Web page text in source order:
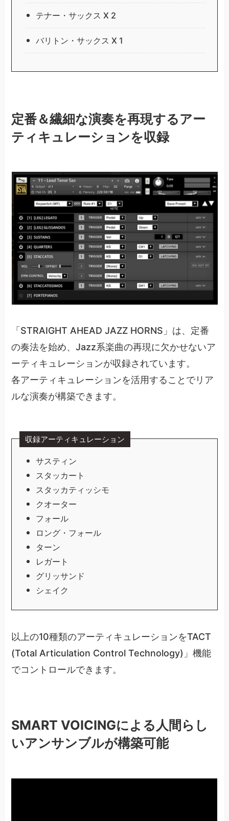
テナー・サックス X 2
バリトン・サックス X 1
定番＆繊細な演奏を再現するアー
ティキュレーションを収録
「STRAIGHT AHEAD JAZZ HORNS」は、定番
の奏法を始め、Jazz系楽曲の再現に欠かせないア
ーティキュレーションが収録されています。
各アーティキュレーションを活用することでリア
ルな演奏が構築できます。
収録アーティキュレーション
サスティン
スタッカート
スタッカティッシモ
クオーター
フォール
ロング・フォール
ターン
レガート
グリッサンド
シェイク
以上の10種類のアーティキュレーションをTACT
(Total Articulation Control Technology)」機能
でコントロールできます。
SMART VOICINGによる人間らし
いアンサンブルが構築可能